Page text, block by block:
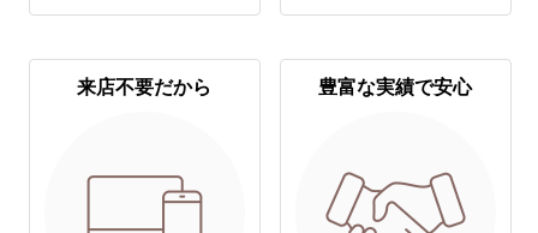
来店不要だから 豊富な実績で安心